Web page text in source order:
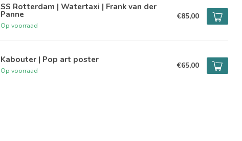
SS Rotterdam | Watertaxi | Frank van der
Panne
Op voorraad
€85,00
Kabouter | Pop art poster
Op voorraad
€65,00